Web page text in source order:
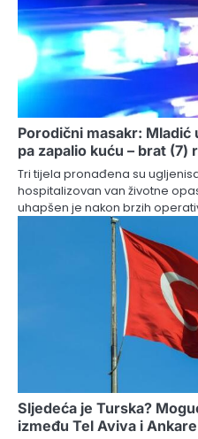
Porodični masakr:
pa zapalio kuću – brat (7)
Tri tijela pronađena su
hospitalizovan van životne
uhapšen je nakon brzih
Sljedeća je Turska?
između Tel Aviva i Ankare